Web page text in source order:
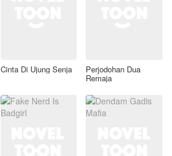
Cinta Di Ujung Senja Perjodohan Dua
Remaja